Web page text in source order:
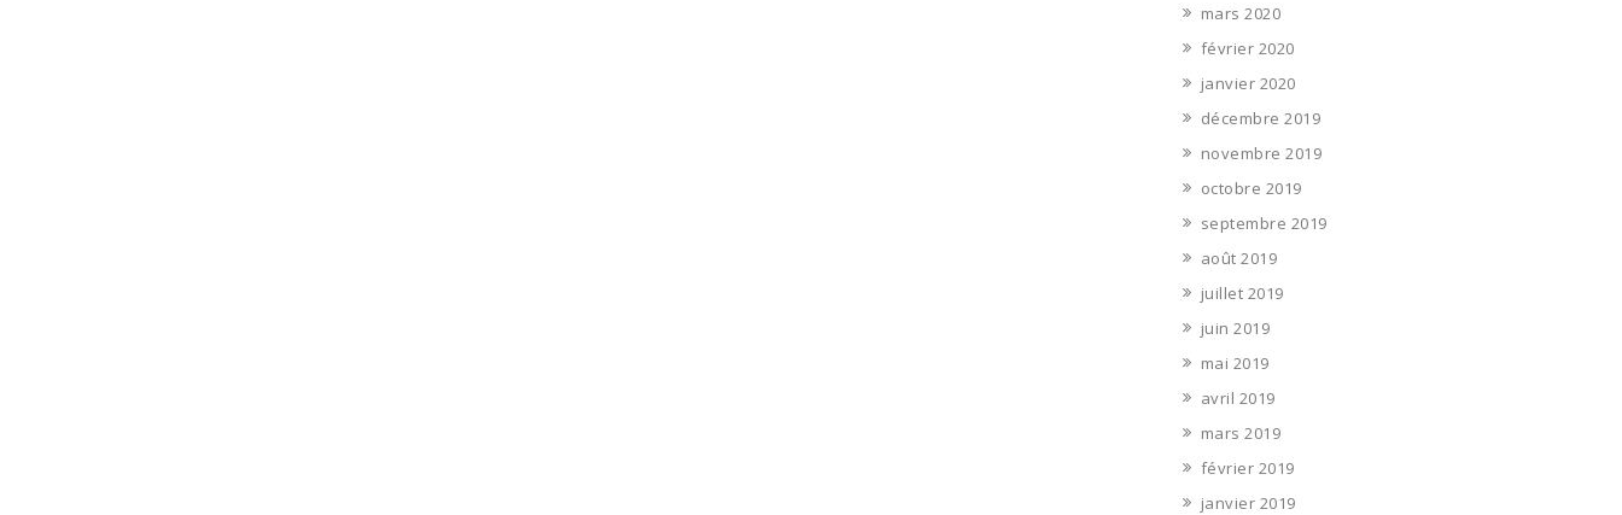
mars 2020
février 2020
janvier 2020
décembre 2019
novembre 2019
octobre 2019
septembre 2019
août 2019
juillet 2019
juin 2019
mai 2019
avril 2019
mars 2019
février 2019
janvier 2019